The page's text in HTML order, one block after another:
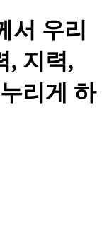
서 우리
, 지력,
리게 하